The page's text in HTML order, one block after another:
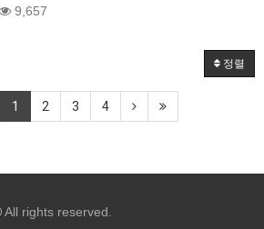
9,657
정렬
1 2 3 4
All rights reserved.